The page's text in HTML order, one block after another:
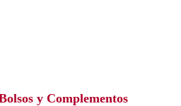
y Complementos